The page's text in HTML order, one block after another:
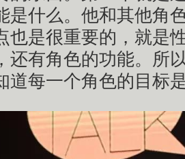
是什么。他和其他角
也是很重要的，就是
还有角色的功能。所
道每一个角色的目标